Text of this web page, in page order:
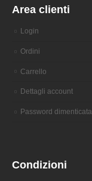
Area clienti
Login
Ordini
Carrello
Dettagli account
Password dimenticata
Condizioni